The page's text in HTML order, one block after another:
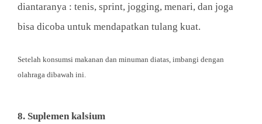
diantaranya : tenis, sprint, jogging, menari, dan joga
bisa dicoba untuk mendapatkan tulang kuat.
Setelah konsumsi makanan dan minuman diatas, imbangi dengan
olahraga dibawah ini.
8. Suplemen kalsium